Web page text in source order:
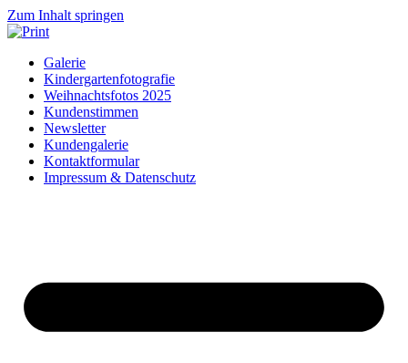
Zum Inhalt springen
Galerie
Kindergartenfotografie
Weihnachtsfotos 2025
Kundenstimmen
Newsletter
Kundengalerie
Kontaktformular
Impressum & Datenschutz